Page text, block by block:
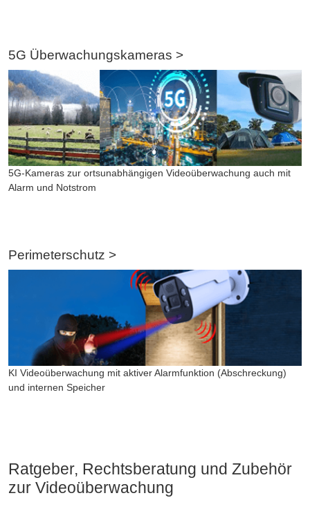
5G Überwachungskameras >
5G-Kameras zur ortsunabhängigen Videoüberwachung auch mit
Alarm und Notstrom
Perimeterschutz >
KI Videoüberwachung mit aktiver Alarmfunktion (Abschreckung)
und internen Speicher
Ratgeber, Rechtsberatung und Zubehör
zur Videoüberwachung